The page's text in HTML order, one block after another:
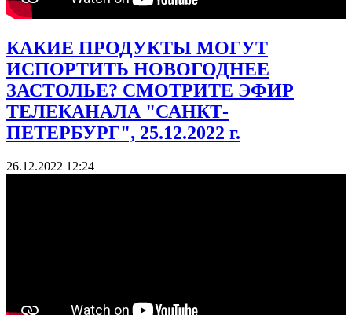
КАКИЕ ПРОДУКТЫ МОГУТ
ИСПОРТИТЬ НОВОГОДНЕЕ
ЗАСТОЛЬЕ? СМОТРИТЕ ЭФИР
ТЕЛЕКАНАЛА "САНКТ-
ПЕТЕРБУРГ", 25.12.2022 г.
26.12.2022 12:24